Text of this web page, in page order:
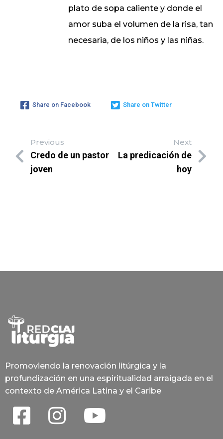
plato de sopa caliente y donde el
amor suba el volumen de la risa, tan
necesaria, de los niños y las niñas.
Share on Facebook Share on Twitter
Previous
Credo de un pastor
joven
Next
La predicación de
hoy
Promoviendo la renovación litúrgica y la
profundización en una espiritualidad arraigada en el
contexto de América Latina y el Caribe